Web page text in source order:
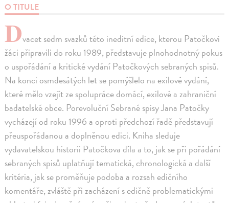
O TITULE
Dvacet sedm svazků této ineditní edice, kterou Patočkovi
žáci připravili do roku 1989, představuje plnohodnotný pokus
o uspořádání a kritické vydání Patočkových sebraných spisů.
Na konci osmdesátých let se pomýšlelo na exilové vydání,
které mělo vzejít ze spolupráce domácí, exilové a zahraniční
badatelské obce. Porevoluční Sebrané spisy Jana Patočky
vycházejí od roku 1996 a oproti předchozí řadě představují
přeuspořádanou a doplněnou edici. Kniha sleduje
vydavatelskou historii Patočkova díla a to, jak se při pořádání
sebraných spisů uplatňují tematická, chronologická a další
kritéria, jak se proměňuje podoba a rozsah edičního
komentáře, zvláště při zacházení s edičně problematickými